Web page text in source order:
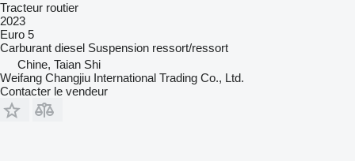
Tracteur routier
2023
Euro 5
Carburant diesel Suspension ressort/ressort
Chine, Taian Shi
Weifang Changjiu International Trading Co., Ltd.
Contacter le vendeur